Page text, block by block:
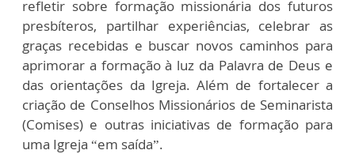
refletir sobre formação missionária dos futuros
presbíteros, partilhar experiências, celebrar as
graças recebidas e buscar novos caminhos para
aprimorar a formação à luz da Palavra de Deus e
das orientações da Igreja. Além de fortalecer a
criação de Conselhos Missionários de Seminarista
(Comises) e outras iniciativas de formação para
uma Igreja “em saída”.